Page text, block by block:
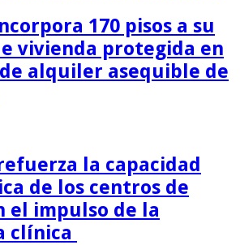
170 pisos a su
vivienda protegida en
alquiler asequible de
la capacidad
de los centros de
el impulso de la
clínica